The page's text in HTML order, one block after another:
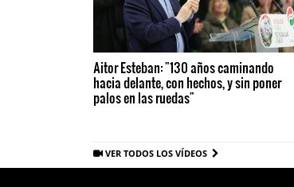
Aitor Esteban: "130 años caminando
hacia delante, con hechos, y sin poner
palos en las ruedas"
VER TODOS LOS VÍDEOS